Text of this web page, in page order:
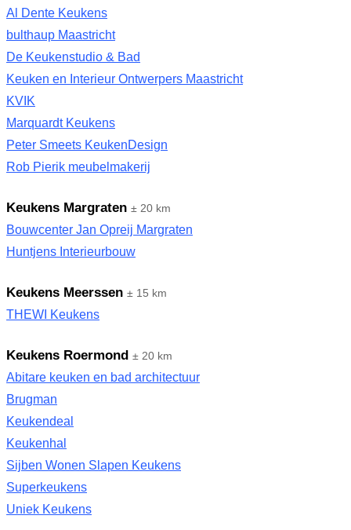
Al Dente Keukens
bulthaup Maastricht
De Keukenstudio & Bad
Keuken en Interieur Ontwerpers Maastricht
KVIK
Marquardt Keukens
Peter Smeets KeukenDesign
Rob Pierik meubelmakerij
Keukens Margraten ± 20 km
Bouwcenter Jan Opreij Margraten
Huntjens Interieurbouw
Keukens Meerssen ± 15 km
THEWI Keukens
Keukens Roermond ± 20 km
Abitare keuken en bad architectuur
Brugman
Keukendeal
Keukenhal
Sijben Wonen Slapen Keukens
Superkeukens
Uniek Keukens